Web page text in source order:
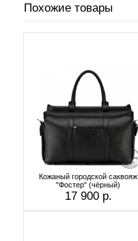
Похожие товары
Кожаный городской саквояж
"Фостер" (чёрный)
17 900 р.